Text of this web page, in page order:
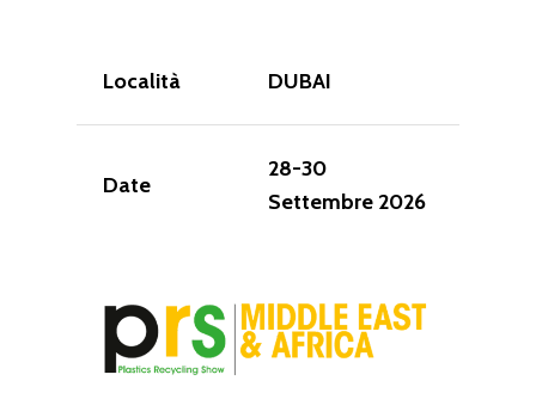
Località DUBAI
Date
28-30
Settembre 2026